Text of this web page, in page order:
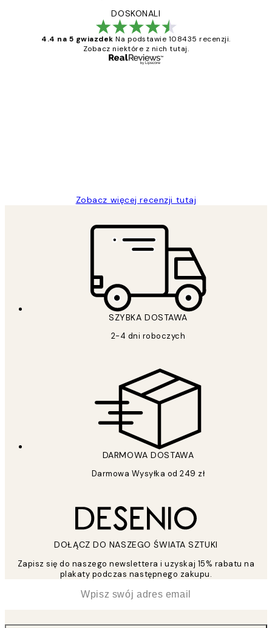
DOSKONALI
4.4 na 5 gwiazdek Na podstawie 108435 recenzji.
Zobacz niektóre z nich tutaj.
Zobacz więcej recenzji tutaj
SZYBKA DOSTAWA
2-4 dni roboczych
DARMOWA DOSTAWA
Darmowa Wysyłka od 249 zł
DOŁĄCZ DO NASZEGO ŚWIATA SZTUKI
Zapisz się do naszego newslettera i uzyskaj 15% rabatu na
plakaty podczas następnego zakupu.